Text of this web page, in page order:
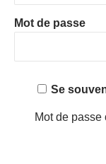
Livre de bord
Liens
Contact
Mot de passe
Se
Mot de passe